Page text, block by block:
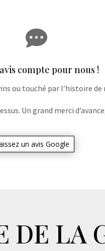

compte pour nous !
ou touché par l’histoire
Un grand merci
un avis Google
DE LA